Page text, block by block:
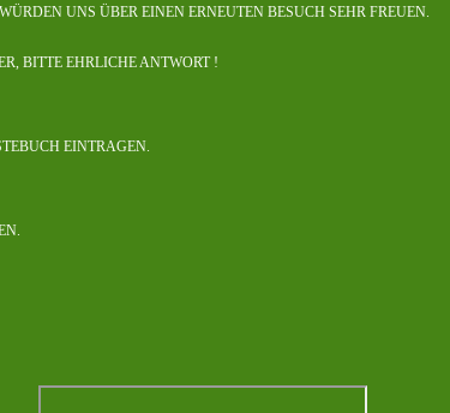
UNS ÜBER EINEN ERNEUTEN BESUCH SEHR FREUEN.
BITTE EHRLICHE ANTWORT !
EINTRAGEN.